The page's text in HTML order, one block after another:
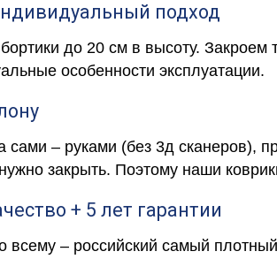
подход
до 20 см в высоту.
особенности эксплуатации.
сами – руками (без 3д сканеров),
закрыть. Поэтому наши
+ 5 лет гарантии
всему – российский самый